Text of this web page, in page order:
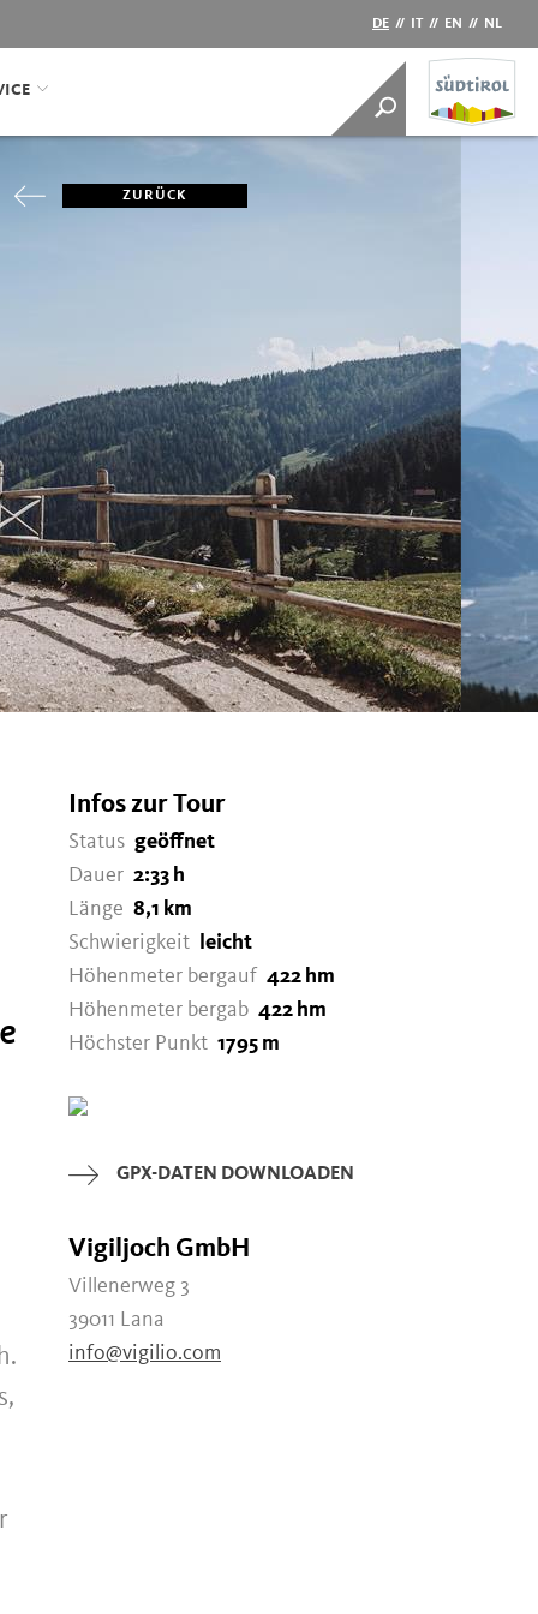
DE // IT // EN // NL
ZURÜCK
Infos zur Tour
Status geöffnet
Dauer 2:33 h
Länge 8,1 km
Schwierigkeit
leicht
Höhenmeter bergauf 422 hm
Höhenmeter bergab 422 hm
Höchster Punkt 1795 m
GPX-DATEN DOWNLOADEN
Vigiljoch GmbH
Villenerweg 3
39011 Lana
info@vigilio.com